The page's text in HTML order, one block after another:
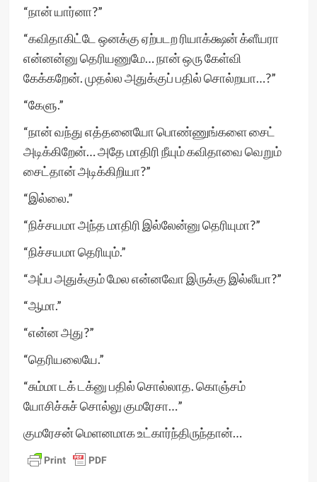
“நான் யார்னா?”
“கவிதாகிட்டே ஒனக்கு ஏற்படற ரியாக்க்ஷன் க்ளீயரா
என்னன்னு தெரியணுமே… நான் ஒரு கேள்வி
கேக்கறேன். முதல்ல அதுக்குப் பதில் சொல்றயா…?”
“கேளு.”
“நான் வந்து எத்தனையோ பொண்ணுங்களை சைட்
அடிக்கிறேன்… அதே மாதிரி நீயும் கவிதாவை வெறும்
சைட்தான் அடிக்கிறியா?”
“இல்லை.”
“நிச்சயமா அந்த மாதிரி இல்லேன்னு தெரியுமா?”
“நிச்சயமா தெரியும்.”
“அப்ப அதுக்கும் மேல என்னவோ இருக்கு இல்லீயா?”
“ஆமா.”
“என்ன அது?”
“தெரியலையே.”
“சும்மா டக் டக்னு பதில் சொல்லாத. கொஞ்சம்
யோசிச்சுச் சொல்லு குமரேசா…”
குமரேசன் மெளனமாக உட்கார்ந்திருந்தான்…